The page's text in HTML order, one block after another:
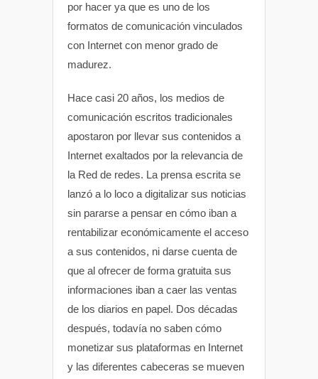
por hacer ya que es uno de los
formatos de comunicación vinculados
con Internet con menor grado de
madurez.
Hace casi 20 años, los medios de
comunicación escritos tradicionales
apostaron por llevar sus contenidos a
Internet exaltados por la relevancia de
la Red de redes. La prensa escrita se
lanzó a lo loco a digitalizar sus noticias
sin pararse a pensar en cómo iban a
rentabilizar económicamente el acceso
a sus contenidos, ni darse cuenta de
que al ofrecer de forma gratuita sus
informaciones iban a caer las ventas
de los diarios en papel. Dos décadas
después, todavía no saben cómo
monetizar sus plataformas en Internet
y las diferentes cabeceras se mueven